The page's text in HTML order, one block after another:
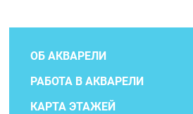
ОБ АКВАРЕЛИ
РАБОТА В АКВАРЕЛИ
КАРТА ЭТАЖЕЙ